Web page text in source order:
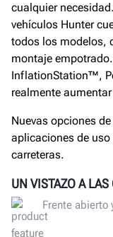
cualquier
vehículos Hunter
todos los modelos,
montaje
InflationStation™,
realmente
Nuevas opciones
aplicaciones de
carreteras.
UN VISTAZO A LAS
Frente abierto